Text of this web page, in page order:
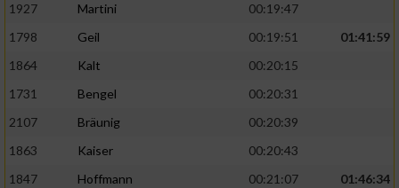
1927
Martini
00:19:47
1798
Geil 00:19:51
01:41:59
1864
Kalt
00:20:15
1731
Bengel
00:20:31
2107
Bräunig
00:20:39
1863
Kaiser
00:20:43
1847
Hoffmann 00:21:07
01:46:34